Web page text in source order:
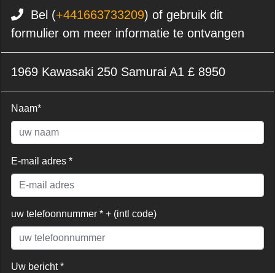
Bel (+441663733209) of gebruik dit
formulier om meer informatie te ontvangen
1969 Kawasaki 250 Samurai A1 £ 8950
Naam*
E-mail adres *
uw telefoonnummer * + (intl code)
Uw bericht *